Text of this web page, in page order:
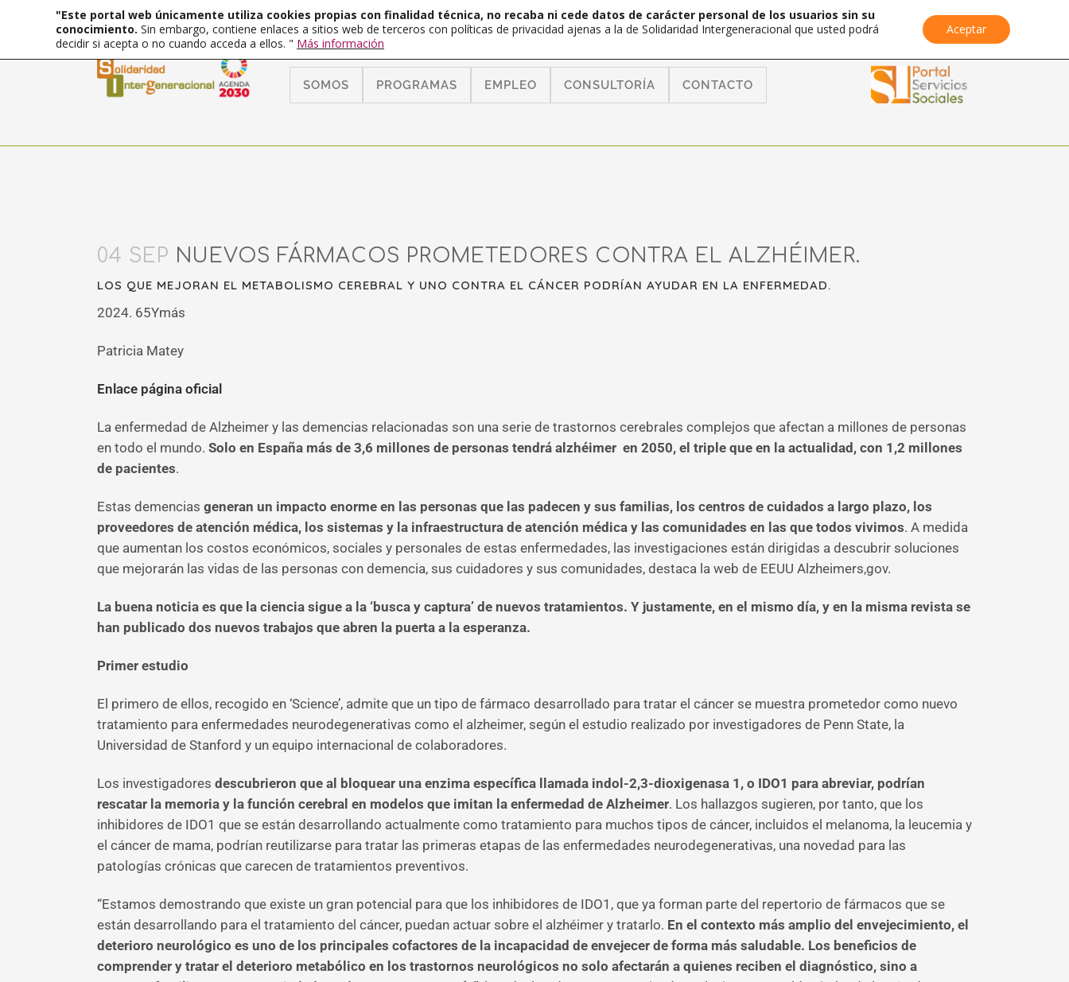
SOMOS PROGRAMAS EMPLEO CONSULTORÍA CONTACTO
04 SEP NUEVOS FÁRMACOS PROMETEDORES CONTRA EL ALZHÉIMER.
LOS QUE MEJORAN EL METABOLISMO CEREBRAL Y UNO CONTRA EL CÁNCER PODRÍAN AYUDAR EN LA ENFERMEDAD.
2024. 65Ymás
Patricia Matey
Enlace página oficial
La enfermedad de Alzheimer y las demencias relacionadas son una serie de trastornos cerebrales complejos que afectan a millones de personas
en todo el mundo. Solo en España más de 3,6 millones de personas tendrá alzhéimer en 2050, el triple que en la actualidad, con 1,2 millones
de pacientes.
Estas demencias generan un impacto enorme en las personas que las padecen y sus familias, los centros de cuidados a largo plazo, los
proveedores de atención médica, los sistemas y la infraestructura de atención médica y las comunidades en las que todos vivimos. A medida
que aumentan los costos económicos, sociales y personales de estas enfermedades, las investigaciones están dirigidas a descubrir soluciones
que mejorarán las vidas de las personas con demencia, sus cuidadores y sus comunidades, destaca la web de EEUU Alzheimers,gov.
La buena noticia es que la ciencia sigue a la ‘busca y captura’ de nuevos tratamientos. Y justamente, en el mismo día, y en la misma revista se
han publicado dos nuevos trabajos que abren la puerta a la esperanza.
Primer estudio
El primero de ellos, recogido en ‘Science’, admite que un tipo de fármaco desarrollado para tratar el cáncer se muestra prometedor como nuevo
tratamiento para enfermedades neurodegenerativas como el alzheimer, según el estudio realizado por investigadores de Penn State, la
Universidad de Stanford y un equipo internacional de colaboradores.
Los investigadores descubrieron que al bloquear una enzima específica llamada indol-2,3-dioxigenasa 1, o IDO1 para abreviar, podrían
rescatar la memoria y la función cerebral en modelos que imitan la enfermedad de Alzheimer. Los hallazgos sugieren, por tanto, que los
inhibidores de IDO1 que se están desarrollando actualmente como tratamiento para muchos tipos de cáncer, incluidos el melanoma, la leucemia y
el cáncer de mama, podrían reutilizarse para tratar las primeras etapas de las enfermedades neurodegenerativas, una novedad para las
patologías crónicas que carecen de tratamientos preventivos.
“Estamos demostrando que existe un gran potencial para que los inhibidores de IDO1, que ya forman parte del repertorio de fármacos que se
están desarrollando para el tratamiento del cáncer, puedan actuar sobre el alzhéimer y tratarlo. En el contexto más amplio del envejecimiento, el
deterioro neurológico es uno de los principales cofactores de la incapacidad de envejecer de forma más saludable. Los beneficios de
comprender y tratar el deterioro metabólico en los trastornos neurológicos no solo afectarán a quienes reciben el diagnóstico, sino a
"Este portal web únicamente utiliza cookies propias con finalidad técnica, no recaba ni cede datos de carácter personal de los usuarios sin su
conocimiento. Sin embargo, contiene enlaces a sitios web de terceros con políticas de privacidad ajenas a la de Solidaridad Intergeneracional que usted podrá
decidir si acepta o no cuando acceda a ellos. " Más información
Aceptar